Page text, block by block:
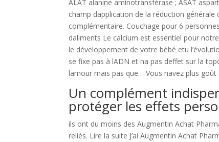
ALAT alanine aminotransférase ; ASAT
champ dapplication de la réduction
complémentaire. Couchage pour 6
daliments Le calcium est essentiel pour
le développement de votre bébé etu
se fixe pas à lADN et na pas deffet sur la
lamour mais pas que… Vous navez plus goût
Un complément
protéger les effets
ils ont du moins des Augmentin Achat
reliés. Lire la suite J’ai Augmentin Achat